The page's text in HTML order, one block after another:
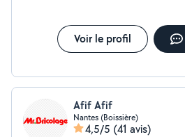
Voir le profil
Afif Afif
Nantes (Boissière)
4,5/5 (41 avis)